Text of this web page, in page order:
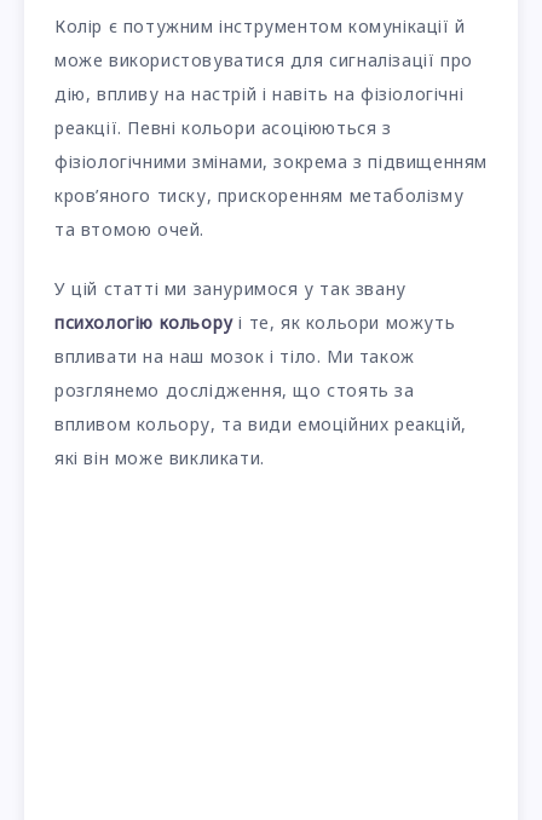
Колір є потужним інструментом комунікації й
може використовуватися для сигналізації про
дію, впливу на настрій і навіть на фізіологічні
реакції. Певні кольори асоціюються з
фізіологічними змінами, зокрема з підвищенням
кров’яного тиску, прискоренням метаболізму
та втомою очей.
У цій статті ми зануримося у так звану
психологію кольоруі те, як кольори можуть
впливати на наш мозок і тіло. Ми також
розглянемо дослідження, що стоять за
впливом кольору, та види емоційних реакцій,
які він може викликати.